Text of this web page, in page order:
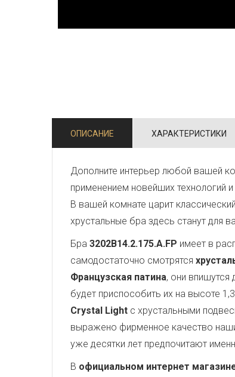
ОПИСАНИЕ ХАРАКТЕРИСТИКИ
Дополните интерьер любой вашей
применением новейших технологий
В вашей комнате царит
хрустальные бра здесь станут для
Бра 3202B14.2.175.A.FP имеет в
самодостаточно смотрятся
Французская патина, они впишутся
будет приспособить их на высоте
Crystal Light с хрустальными
выражено фирменное качество
уже десятки лет предпочитают
В официальном интернет